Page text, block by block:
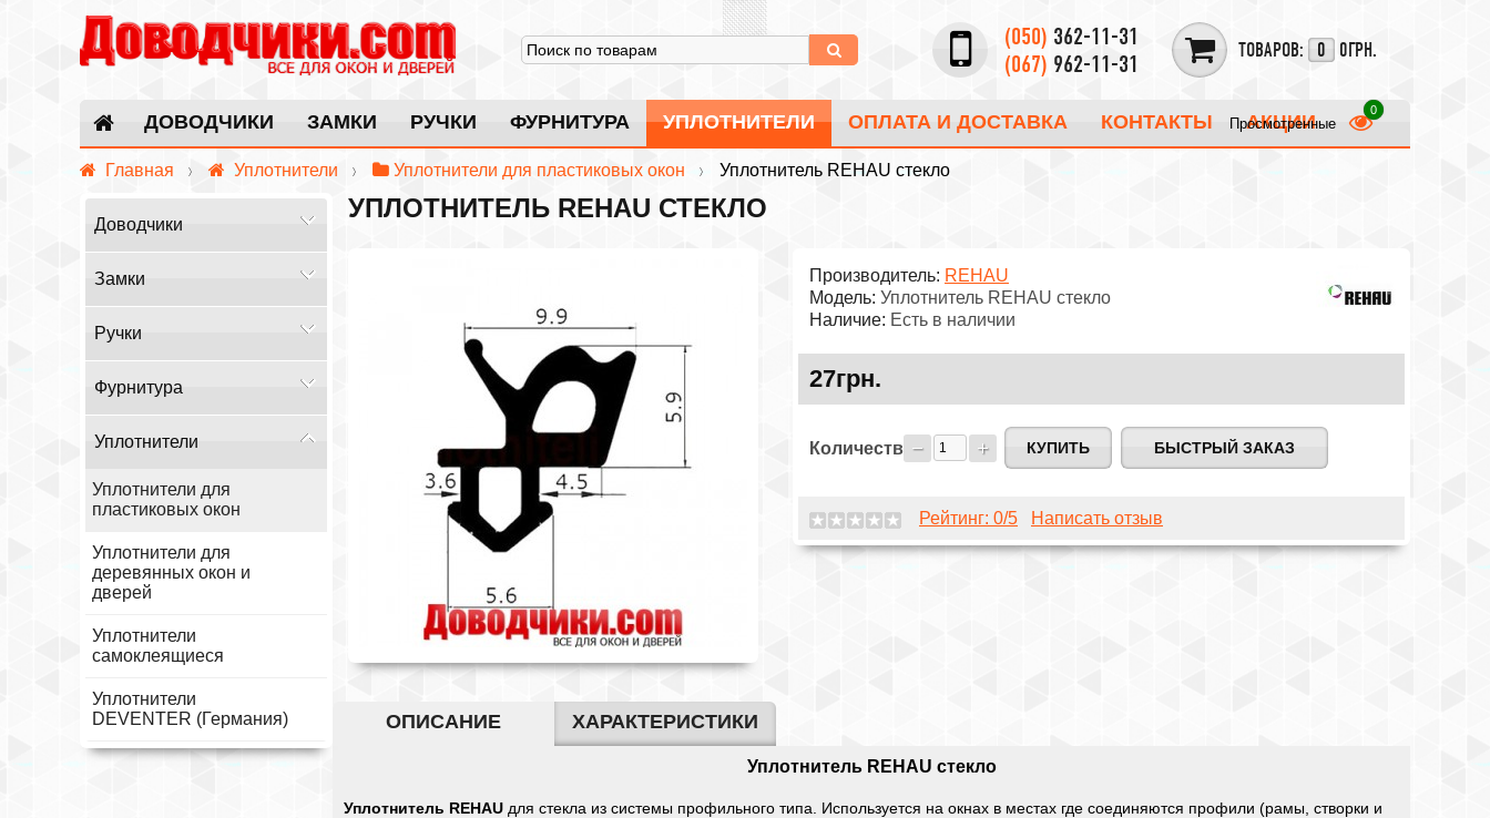
ТОВАРОВ: 0 0ГРН.
(050) 362-11-31
(067) 962-11-31
ДОВОДЧИКИ ЗАМКИ РУЧКИ ФУРНИТУРА УПЛОТНИТЕЛИ ОПЛАТА И ДОСТАВКА КОНТАКТЫ АКЦИИ
Просмотренные
Главная Уплотнители Уплотнители для пластиковых окон Уплотнитель REHAU стекло
Доводчики
Замки
Ручки
Фурнитура
Уплотнители
Уплотнители для
пластиковых окон
Уплотнители для
деревянных окон и
дверей
Уплотнители
самоклеящиеся
Уплотнители
DEVENTER (Германия)
УПЛОТНИТЕЛЬ REHAU СТЕКЛО
Производитель: REHAU
Модель: Уплотнитель REHAU стекло
Наличие: Есть в наличии
27грн.
Количество: БЫСТРЫЙ ЗАКАЗ
Рейтинг: 0/5 Написать отзыв
ОПИСАНИЕ ХАРАКТЕРИСТИКИ
Уплотнитель REHAU стекло
Уплотнитель REHAU для стекла из системы профильного типа. Используется на окнах в местах где соединяются профили (рамы, створки и